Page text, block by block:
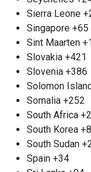
выполняются
высоких
мы
пункты
из самых
обеспечивая
клиенту.
любым
Выбирая
Sierra Leone
Singapore +65
Sint Maarten
Slovakia +421
Slovenia +386
Solomon
Somalia +252
South Africa
South Korea
South Sudan
Spain +34